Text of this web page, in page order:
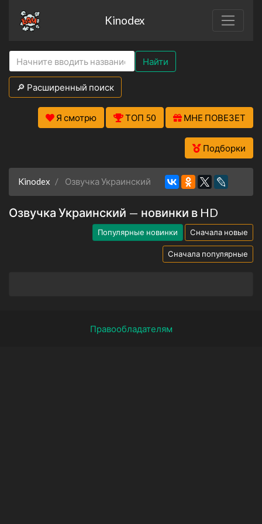
Kinodex
Найти
🔎 Расширенный поиск
Я смотрю ТОП 50 МНЕ ПОВЕЗЕТ
Подборки
Kinodex Озвучка Украинский
Озвучка Украинский — новинки в HD
Популярные новинки Сначала новые
Сначала популярные
Правообладателям